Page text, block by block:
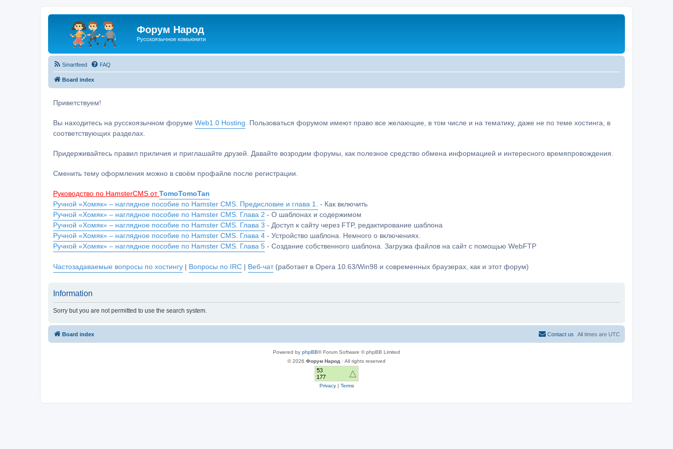
Форум Народ
Русскоязычное комьюнити
Smartfeed FAQ
Board index
Приветствуем!
Вы находитесь на русскоязычном форуме Web1.0 Hosting . Пользоваться форумом имеют право все желающие, в том числе и на тематику, даже не по теме хостинга, в
соответствующих разделах.
Придерживайтесь правил приличия и приглашайте друзей. Давайте возродим форумы, как полезное средство обмена информацией и интересного времяпровождения.
Сменить тему оформления можно в своём профайле после регистрации.
Руководство по HamsterCMS от TomoTomoTan
Ручной «Хомяк» – наглядное пособие по Hamster CMS. Предисловие и глава 1.
- Как включить
Ручной «Хомяк» – наглядное пособие по Hamster CMS. Глава 2 - О шаблонах и содержимом
Ручной «Хомяк» – наглядное пособие по Hamster CMS. Глава 3 - Доступ к сайту через FTP, редактирование шаблона
Ручной «Хомяк» – наглядное пособие по Hamster CMS. Глава 4 - Устройство шаблона. Немного о включениях.
Ручной «Хомяк» – наглядное пособие по Hamster CMS. Глава 5 - Создание собственного шаблона. Загрузка файлов на сайт с помощью WebFTP
Частозадаваемые вопросы по хостингу | Вопросы по IRC | Веб-чат(работает в Opera 10.63/Win98 и современных браузерах, как и этот форум)
Information
Sorry but you are not permitted to use the search system.
Board index All times are UTC
Contact us
Powered by phpBB® Forum Software © phpBB Limited
© 2026 Форум Народ · All rights reserved
Privacy| Terms